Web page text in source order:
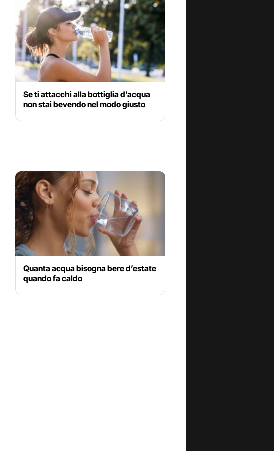
Se ti attacchi alla bottiglia d’acqua
non stai bevendo nel modo giusto
Quanta acqua bisogna bere d’estate
quando fa caldo